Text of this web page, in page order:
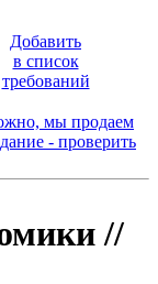
Добавить
в список
требований
мы продаем
- проверить
//